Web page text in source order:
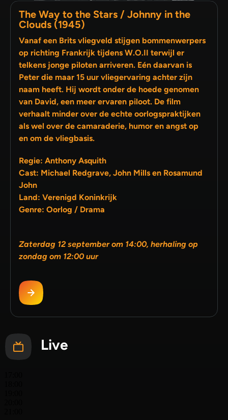
The Way to the Stars / Johnny in the
Clouds (1945)
Vanaf een Brits vliegveld stijgen bommenwerpers
op richting Frankrijk tijdens W.O.II terwijl er
telkens jonge piloten arriveren. Eén daarvan is
Peter die maar 15 uur vliegervaring achter zijn
naam heeft. Hij wordt onder de hoede genomen
van David, een meer ervaren piloot. De film
verhaalt minder over de echte oorlogspraktijken
als wel over de camaraderie, humor en angst op
en om de vliegbasis.
Regie: Anthony Asquith
Cast: Michael Redgrave, John Mills en Rosamund
John
Land: Verenigd Koninkrijk
Genre: Oorlog / Drama
Zaterdag 12 september om 14:00, herhaling op
zondag om 12:00 uur
Live